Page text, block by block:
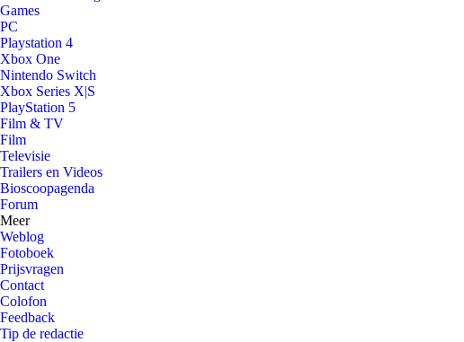
Games
PC
Playstation 4
Xbox One
Nintendo Switch
Xbox Series X|S
PlayStation 5
Film & TV
Film
Televisie
Trailers en Videos
Bioscoopagenda
Forum
Meer
Weblog
Fotoboek
Prijsvragen
Contact
Colofon
Feedback
Tip de redactie